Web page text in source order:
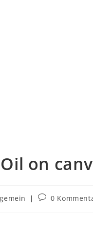
on
0